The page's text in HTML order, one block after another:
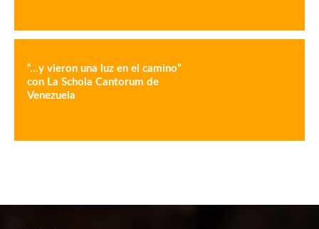
“…y vieron una luz en el camino”
con La Schola Cantorum de
Venezuela